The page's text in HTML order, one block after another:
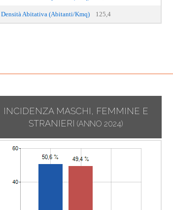
Densità Abitativa (Abitanti/Kmq) 125,4
INCIDENZA MASCHI, FEMMINE E
STRANIERI (ANNO 2024)